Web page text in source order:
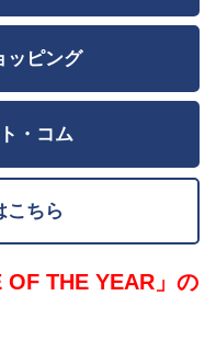
ッピング
・コム
こちら
THE YEAR」の